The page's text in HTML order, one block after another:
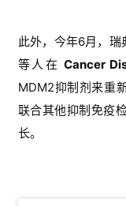
药
资
频
此外，今年6月，瑞
等人在Cancer
MDM2抑制剂来重
联合其他抑制免疫
长。